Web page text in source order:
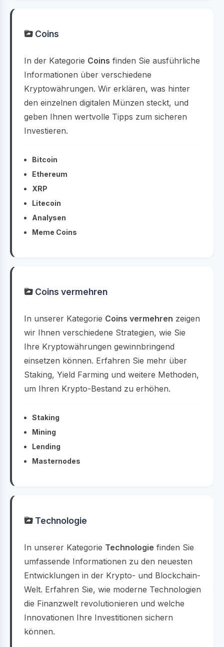
Coins
In der Kategorie Coins finden Sie ausführliche
Informationen über verschiedene
Kryptowährungen. Wir erklären, was hinter
den einzelnen digitalen Münzen steckt, und
geben Ihnen wertvolle Tipps zum sicheren
Investieren.
Bitcoin
Ethereum
XRP
Litecoin
Analysen
Meme Coins
Coins vermehren
In unserer Kategorie Coins vermehren zeigen
wir Ihnen verschiedene Strategien, wie Sie
Ihre Kryptowährungen gewinnbringend
einsetzen können. Erfahren Sie mehr über
Staking, Yield Farming und weitere Methoden,
um Ihren Krypto-Bestand zu erhöhen.
Staking
Mining
Lending
Masternodes
Technologie
In unserer Kategorie Technologie finden Sie
umfassende Informationen zu den neuesten
Entwicklungen in der Krypto- und Blockchain-
Welt. Erfahren Sie, wie moderne Technologien
die Finanzwelt revolutionieren und welche
Innovationen Ihre Investitionen sichern
können.